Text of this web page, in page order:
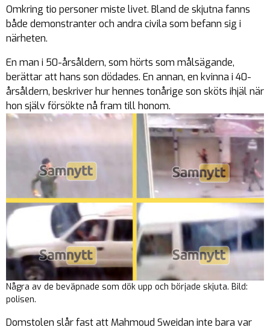
Omkring tio personer miste livet. Bland de skjutna fanns
både demonstranter och andra civila som befann sig i
närheten.
En man i 50-årsåldern, som hörts som målsägande,
berättar att hans son dödades. En annan, en kvinna i 40-
årsåldern, beskriver hur hennes tonårige son sköts ihjäl när
hon själv försökte nå fram till honom.
Några av de beväpnade som dök upp och började skjuta. Bild:
polisen.
Domstolen slår fast att Mahmoud Sweidan inte bara var